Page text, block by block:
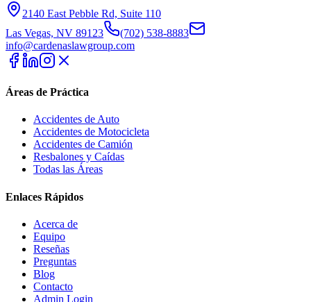
2140 East Pebble Rd, Suite 110
Las Vegas, NV 89123
(702) 538-8883
info@cardenaslawgroup.com
Áreas de Práctica
Accidentes de Auto
Accidentes de Motocicleta
Accidentes de Camión
Resbalones y Caídas
Todas las Áreas
Enlaces Rápidos
Acerca de
Equipo
Reseñas
Preguntas
Blog
Contacto
Admin Login